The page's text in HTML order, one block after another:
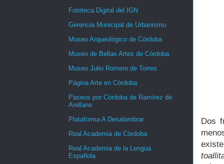
Dos
Fototeca Digital del IGN
Gerencia Municipal de Urbanismo
Museo Arqueológico de Córdoba
Museo de Bellas Artes de Córdoba
Museo Julio Romero de Torres
Página Arte en Córdoba
Paseos por Córdoba de Ramírez de
Arellano
Plataforma A Desalambrar
Real Academia de Córdoba
Real Academia de la Lengua
Española